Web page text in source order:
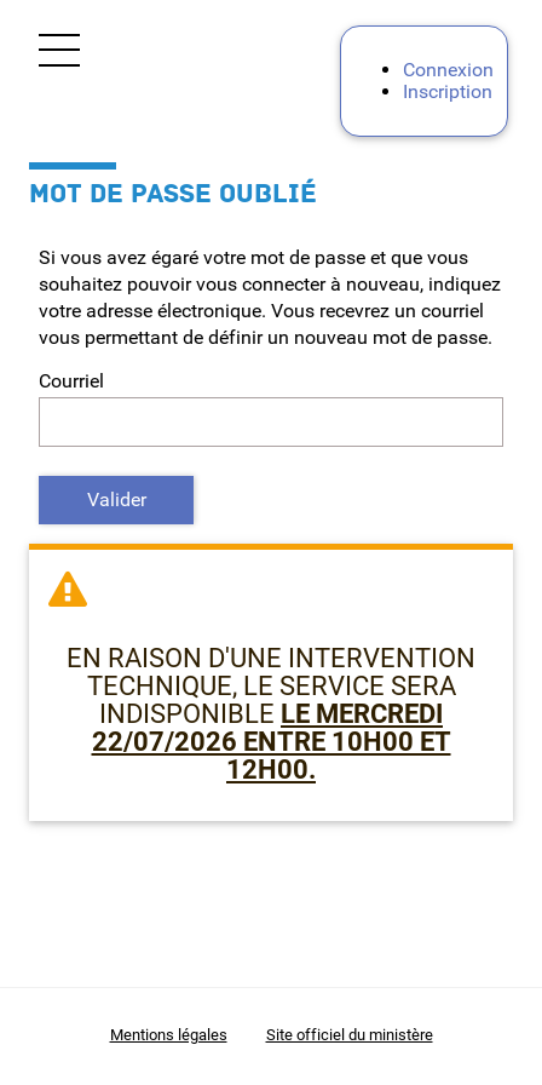
Connexion
Inscription
Ouvrir le menu
Mes demandes
Personnels d'encadrement
Enseignants 1D
Premier degré privé
Premier degré public de l'Isère (38)
Premier degré public de la Savoie (73)
Premier degré public de la Haute-Savoie (74)
MOT DE PASSE OUBLIÉ
Si vous avez égaré votre mot de passe et que vous
souhaitez pouvoir vous connecter à nouveau, indiquez
votre adresse électronique. Vous recevrez un courriel
vous permettant de définir un nouveau mot de passe.
Courriel
Valider
EN RAISON D'UNE INTERVENTION
TECHNIQUE, LE SERVICE SERA
INDISPONIBLE LE MERCREDI
22/07/2026 ENTRE 10H00 ET
12H00.
Mentions légales Site officiel du ministère